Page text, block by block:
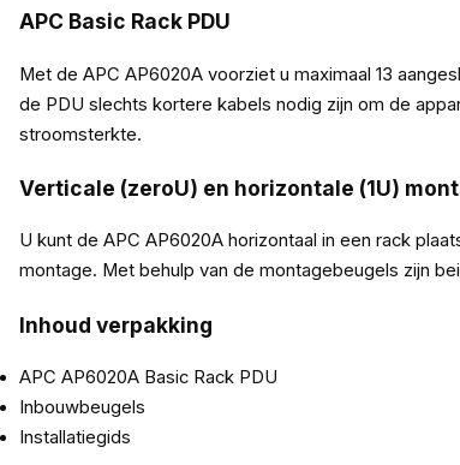
APC Basic Rack PDU
Met de APC AP6020A voorziet u maximaal 13
de PDU slechts kortere kabels nodig zijn om de
stroomsterkte.
Verticale (zeroU) en horizontale (1U)
U kunt de APC AP6020A horizontaal in een rack
montage. Met behulp van de montagebeugels zijn
Inhoud verpakking
APC AP6020A Basic Rack PDU
Inbouwbeugels
Installatiegids